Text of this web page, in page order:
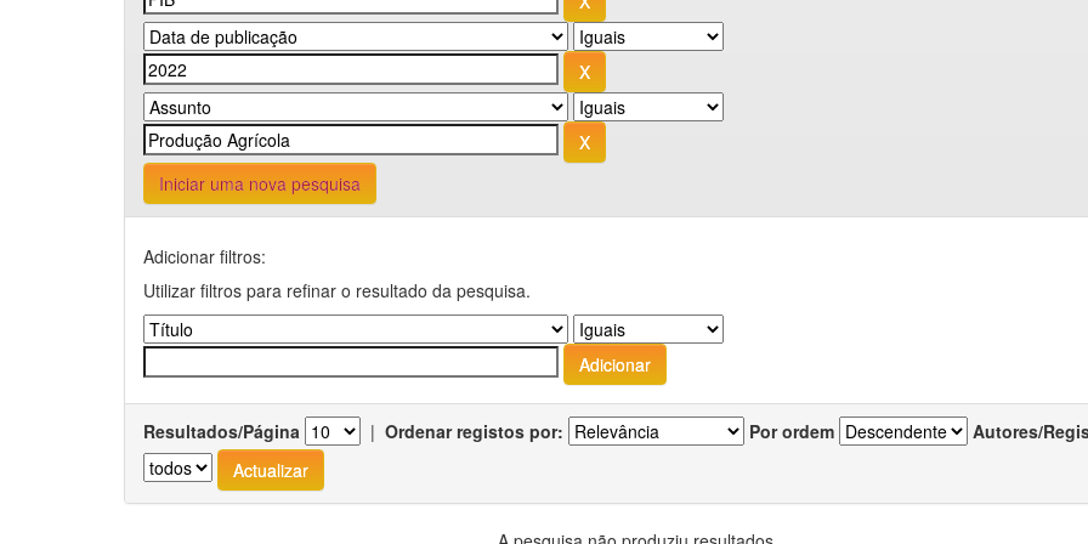
Iniciar uma nova pesquisa
Adicionar filtros:
Utilizar filtros para refinar o resultado da pesquisa.
Resultados/Página | Ordenar registos por: Por ordem Autores/